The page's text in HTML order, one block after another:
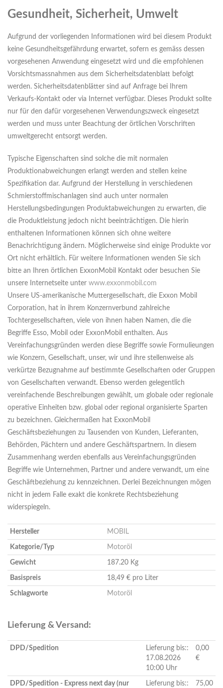
Gesundheit, Sicherheit, Umwelt
Aufgrund der vorliegenden Informationen wird bei diesem Produkt
keine Gesundheitsgefährdung erwartet, sofern es gemäss dessen
vorgesehenen Anwendung eingesetzt wird und die empfohlenen
Vorsichtsmassnahmen aus dem Sicherheitsdatenblatt befolgt
werden. Sicherheitsdatenblätter sind auf Anfrage bei Ihrem
Verkaufs-Kontakt oder via Internet verfügbar. Dieses Produkt sollte
nur für den dafür vorgesehenen Verwendungszweck eingesetzt
werden und muss unter Beachtung der örtlichen Vorschriften
umweltgerecht entsorgt werden.
Typische Eigenschaften sind solche die mit normalen
Produktionabweichungen erlangt werden and stellen keine
Spezifikation dar. Aufgrund der Herstellung in verschiedenen
Schmierstoffmischanlagen sind auch unter normalen
Herstellungsbedingungen Produktabweichungen zu erwarten, die
die Produktleistung jedoch nicht beeinträchtigen. Die hierin
enthaltenen Informationen können sich ohne weitere
Benachrichtigung ändern. Möglicherweise sind einige Produkte vor
Ort nicht erhältlich. Für weitere Informationen wenden Sie sich
bitte an Ihren örtlichen ExxonMobil Kontakt oder besuchen Sie
unsere Internetseite unter www.exxonmobil.com
Unsere US-amerikanische Muttergesellschaft, die Exxon Mobil
Corporation, hat in ihrem Konzernverbund zahlreiche
Tochtergesellschaften, viele von ihnen haben Namen, die die
Begriffe Esso, Mobil oder ExxonMobil enthalten. Aus
Vereinfachungsgründen werden diese Begriffe sowie Formulieungen
wie Konzern, Gesellschaft, unser, wir und ihre stellenweise als
verkürtze Bezugnahme auf bestimmte Gesellschaften oder Gruppen
von Gesellschaften verwandt. Ebenso werden gelegentlich
vereinfachende Beschreibungen gewählt, um globale oder regionale
operative Einheiten bzw. global oder regional organisierte Sparten
zu bezeichnen. Gleichermaßen hat ExxonMobil
Geschäftsbeziehungen zu Tausenden von Kunden, Lieferanten,
Behörden, Pächtern und andere Geschäftspartnern. In diesem
Zusammenhang werden ebenfalls aus Vereinfachungsgründen
Begriffe wie Unternehmen, Partner und andere verwandt, um eine
Geschäftbeziehung zu kennzeichnen. Derlei Bezeichnungen mögen
nicht in jedem Falle exakt die konkrete Rechtsbeziehung
widerspiegeln.
Hersteller MOBIL
Kategorie/Typ Motoröl
Gewicht 187.20 Kg
Basispreis 18,49 € pro Liter
Schlagworte Motoröl
Lieferung & Versand:
DPD/Spedition
Lieferung bis::
17.08.2026
10:00 Uhr
0,00
€
DPD/Spedition - Express next day (nur
Lieferung bis::
75,00